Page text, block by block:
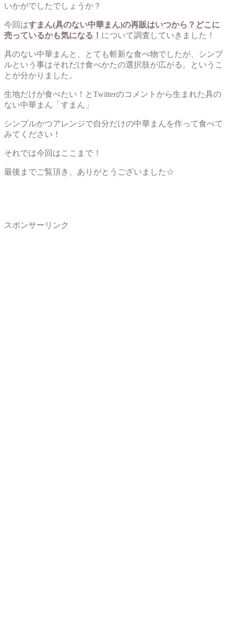
いかがでしたでしょうか？
今回はすまん(具のない中華まん)の再販はいつから？どこに
売っているかも気になる！ について調査していきました！
具のない中華まんと、とても斬新な食べ物でしたが、シンプ
ルという事はそれだけ食べかたの選択肢が広がる。というこ
とが分かりました。
生地だけが食べたい！とTwitterのコメントから生まれた具の
ない中華まん「すまん」
シンプルかつアレンジで自分だけの中華まんを作って食べて
みてください！
それでは今回はここまで！
最後までご覧頂き、ありがとうございました☆
スポンサーリンク